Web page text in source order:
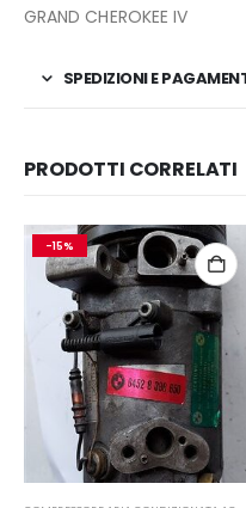
GRAND CHEROKEE IV
SPEDIZIONI E
PRODOTTI CORRELATI
-15%